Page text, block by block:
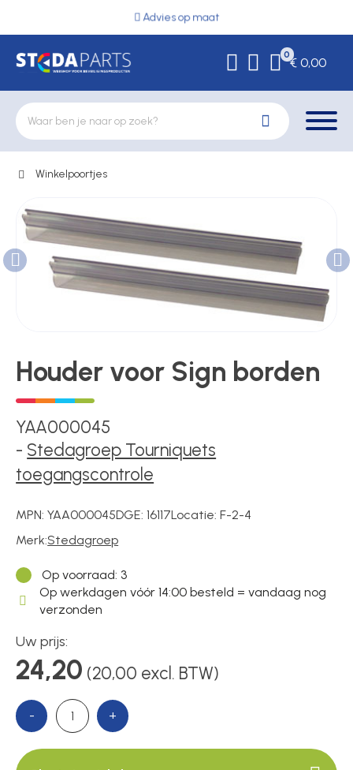
Advies op maat
0
€ 0,00
Deurbeslag
Elektrische vergrendeling
Hekwerkonderdelen
Pulsgevers
Toegangscontrole
Toegangsverlening
Voedingen
Over ons
Winkelpoortjes
Houder voor Sign borden
YAA000045
- Stedagroep Tourniquets
toegangscontrole
MPN:YAA000045DGE:16117Locatie:F-2-4
Merk:Stedagroep
Op voorraad: 3
Op werkdagen vóór 14:00 besteld = vandaag nog
verzonden
Uw prijs:
24,20 (20,00 excl. BTW)
- +